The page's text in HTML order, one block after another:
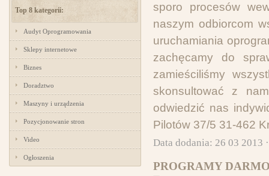
Top 8 kategorii:
Audyt Oprogramowania
Sklepy internetowe
Biznes
Doradztwo
Maszyny i urządzenia
Pozycjonowanie stron
Video
Ogłoszenia
sporo procesów
naszym odbiorcom
uruchamiania
zachęcamy do
zamieściliśmy
skonsultować z
odwiedzić nas
Pilotów 37/5 31-462
Data dodania: 26 03 2013
PROGRAMY